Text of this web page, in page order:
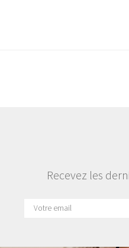
Recevez les